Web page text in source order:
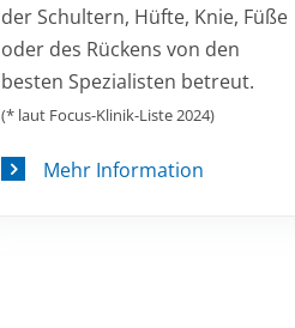
der Schultern, Hüfte, Knie, Füße
oder des Rückens von den
besten Spezialisten betreut.
(* laut Focus-Klinik-Liste 2024)
Mehr Information